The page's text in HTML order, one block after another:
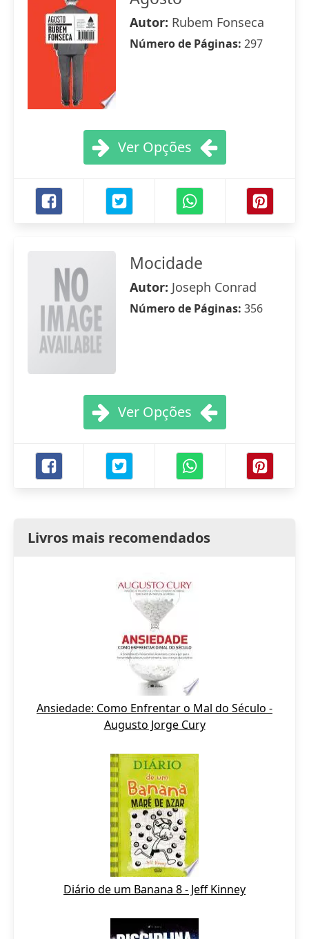
Autor: Rubem Fonseca
Número de Páginas: 297
Ver Opções
Mocidade
Autor: Joseph Conrad
Número de Páginas: 356
Ver Opções
Livros mais recomendados
Ansiedade: Como Enfrentar o Mal do Século -
Augusto Jorge Cury
Diário de um Banana 8 - Jeff Kinney